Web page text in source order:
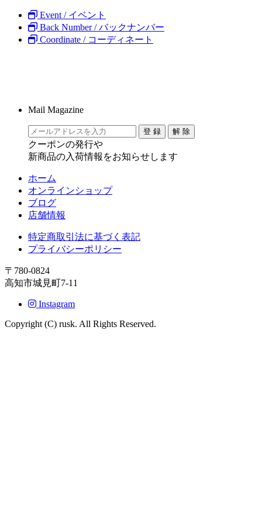
Event / イベント
Back Number / バックナンバー
Coordinate / コーディネート
Mail Magazine
クーポンの発行や
新商品の入荷情報をお知らせします
ホーム
オンラインショップ
ブログ
店舗情報
特定商取引法に基づく表記
プライバシーポリシー
〒780-0824
高知市城見町7-11
Instagram
Copyright (C) rusk. All Rights Reserved.